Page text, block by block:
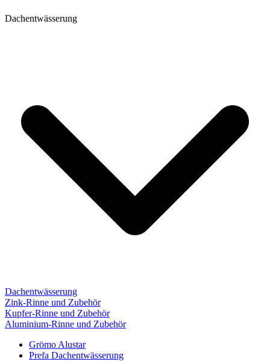
Dachentwässerung
Dachentwässerung
Zink-Rinne und Zubehör
Kupfer-Rinne und Zubehör
Aluminium-Rinne und Zubehör
Grömo Alustar
Prefa Dachentwässerung